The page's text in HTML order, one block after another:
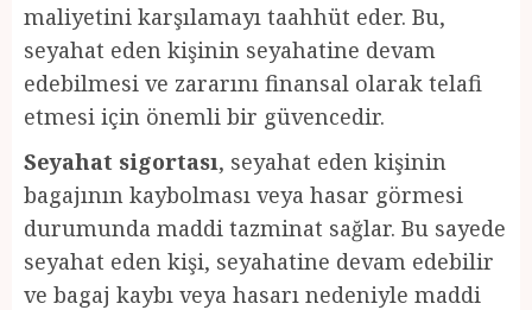
maliyetini karşılamayı taahhüt eder. Bu,
seyahat eden kişinin seyahatine devam
edebilmesi ve zararını finansal olarak telafi
etmesi için önemli bir güvencedir.
Seyahat sigortası, seyahat eden kişinin
bagajının kaybolması veya hasar görmesi
durumunda maddi tazminat sağlar. Bu sayede
seyahat eden kişi, seyahatine devam edebilir
ve bagaj kaybı veya hasarı nedeniyle maddi